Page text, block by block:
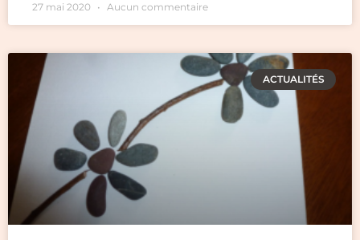
27 mai 2020 Aucun commentaire
ACTUALITÉS